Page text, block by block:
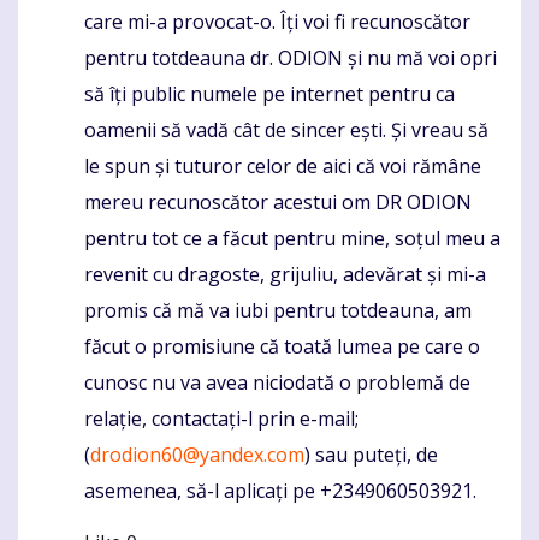
care mi-a provocat-o. Îți voi fi recunoscător
pentru totdeauna dr. ODION și nu mă voi opri
să îți public numele pe internet pentru ca
oamenii să vadă cât de sincer ești. Și vreau să
le spun și tuturor celor de aici că voi rămâne
mereu recunoscător acestui om DR ODION
pentru tot ce a făcut pentru mine, soțul meu a
revenit cu dragoste, grijuliu, adevărat și mi-a
promis că mă va iubi pentru totdeauna, am
făcut o promisiune că toată lumea pe care o
cunosc nu va avea niciodată o problemă de
relație, contactați-l prin e-mail;
(drodion60@yandex.com) sau puteți, de
asemenea, să-l aplicați pe +2349060503921.